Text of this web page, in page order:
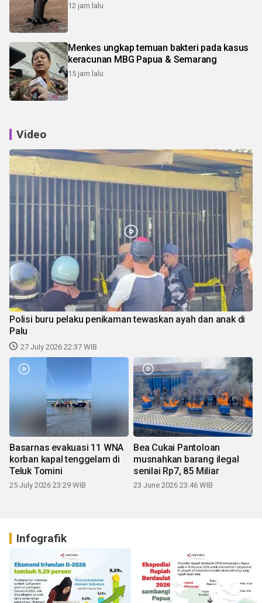
12 jam lalu
Menkes ungkap temuan bakteri pada kasus
keracunan MBG Papua & Semarang
15 jam lalu
Video
Polisi buru pelaku penikaman tewaskan ayah dan anak di
Palu
27 July 2026 22:37 WIB
Basarnas evakuasi 11 WNA
korban kapal tenggelam di
Teluk Tomini
25 July 2026 23:29 WIB
Bea Cukai Pantoloan
musnahkan barang ilegal
senilai Rp7, 85 Miliar
23 June 2026 23:46 WIB
Infografik